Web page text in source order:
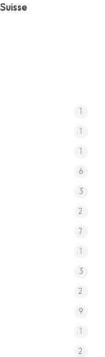
1
1
1
6
3
2
7
1
3
2
9
1
2